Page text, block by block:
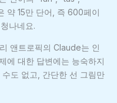
약 15만 단어, 즉 600페이
나네요.
앤트로픽의 Claude는 인
에 대한 답변에는 능숙하지
도 없고, 간단한 선 그림만